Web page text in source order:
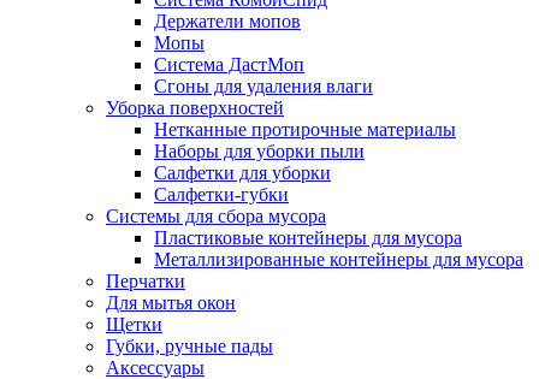
Держатели мопов
Мопы
Система ДастМоп
Сгоны для удаления влаги
Уборка поверхностей
Нетканные протирочные материалы
Наборы для уборки пыли
Салфетки для уборки
Салфетки-губки
Системы для сбора мусора
Пластиковые контейнеры для мусора
Металлизированные контейнеры для мусора
Перчатки
Для мытья окон
Щетки
Губки, ручные пады
Аксессуары